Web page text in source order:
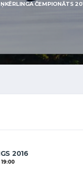
ČEMPIONĀTS
2016
19:00